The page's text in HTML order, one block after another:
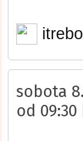
sobota
od 09:30